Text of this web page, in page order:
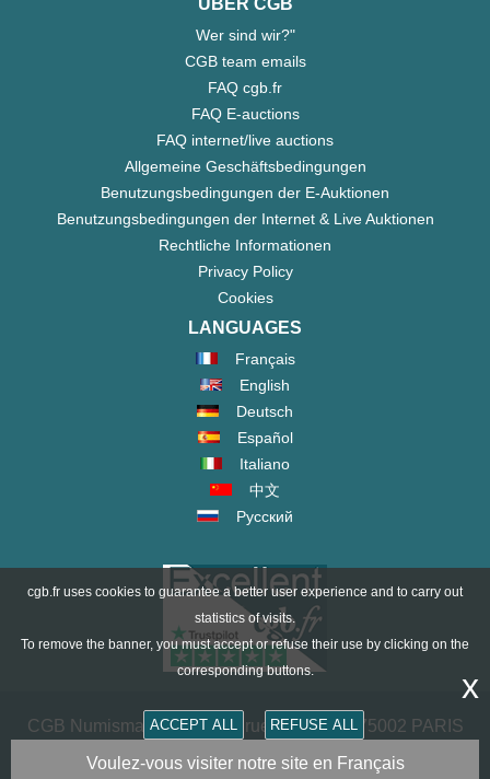
ÜBER CGB
Wer sind wir?"
CGB team emails
FAQ cgb.fr
FAQ E-auctions
FAQ internet/live auctions
Allgemeine Geschäftsbedingungen
Benutzungsbedingungen der E-Auktionen
Benutzungsbedingungen der Internet & Live Auktionen
Rechtliche Informationen
Privacy Policy
Cookies
LANGUAGES
Français
English
Deutsch
Español
Italiano
中文
Русский
CGB Numismatik Paris - 36 rue Vivienne - 75002 PARIS
FRANCE -contact@cgb.fr
cgb.fr uses cookies to guarantee a better user experience and to carry out
statistics of visits.
To remove the banner, you must accept or refuse their use by clicking on the
corresponding buttons.
ACCEPT ALL REFUSE ALL
x
Voulez-vous visiter notre site en Français